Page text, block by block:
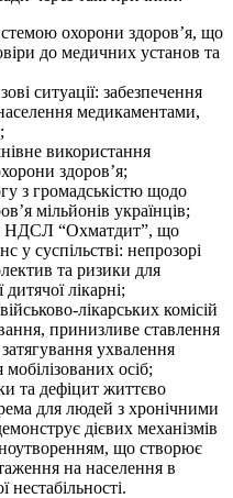
охорони здоров’я, що
до медичних установ та
ситуації: забезпечення
медикаментами,
використання
здоров’я;
з громадськістю щодо
мільйонів українців;
НДСЛ “Охматдит”, що
у суспільстві: непрозорі
та ризики для
лікарні;
лікарських комісій
принизливе ставлення
ухвалення
осіб;
та дефіцит життєво
для людей з хронічними
дієвих механізмів
що створює
на населення в
нестабільності.